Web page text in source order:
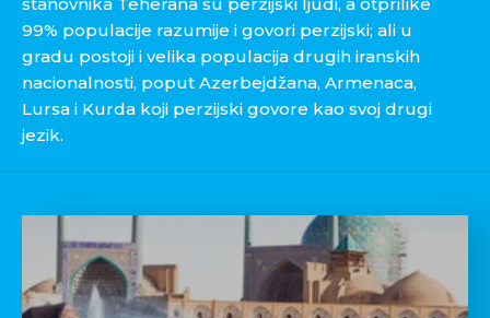
99% populacije razumije i govori perzijski; ali u
gradu postoji i velika populacija drugih iranskih
nacionalnosti, poput Azerbejdžana, Armenaca,
Lursa i Kurda koji perzijski govore kao svoj drugi
jezik.